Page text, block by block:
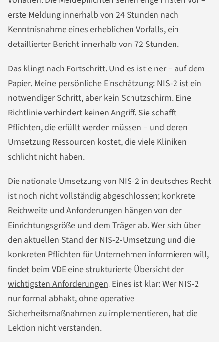
erste Meldung innerhalb von 24 Stunden nach
Kenntnisnahme eines erheblichen Vorfalls, ein
detaillierter Bericht innerhalb von 72 Stunden.
Das klingt nach Fortschritt. Und es ist einer – auf dem
Papier. Meine persönliche Einschätzung: NIS-2 ist ein
notwendiger Schritt, aber kein Schutzschirm. Eine
Richtlinie verhindert keinen Angriff. Sie schafft
Pflichten, die erfüllt werden müssen – und deren
Umsetzung Ressourcen kostet, die viele Kliniken
schlicht nicht haben.
Die nationale Umsetzung von NIS-2 in deutsches Recht
ist noch nicht vollständig abgeschlossen; konkrete
Reichweite und Anforderungen hängen von der
Einrichtungsgröße und dem Träger ab. Wer sich über
den aktuellen Stand der NIS-2-Umsetzung und die
konkreten Pflichten für Unternehmen informieren will,
findet beim VDE eine strukturierte Übersicht der
wichtigsten Anforderungen. Eines ist klar: Wer NIS-2
nur formal abhakt, ohne operative
Sicherheitsmaßnahmen zu implementieren, hat die
Lektion nicht verstanden.